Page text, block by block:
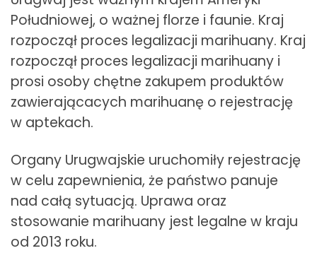
Południowej, o ważnej florze i faunie. Kraj
rozpoczął proces legalizacji marihuany. Kraj
rozpoczął proces legalizacji marihuany i
prosi osoby chętne zakupem produktów
zawierającacych marihuanę o rejestrację
w aptekach.
Organy Urugwajskie uruchomiły rejestrację
w celu zapewnienia, że państwo panuje
nad całą sytuacją. Uprawa oraz
stosowanie marihuany jest legalne w kraju
od 2013 roku.